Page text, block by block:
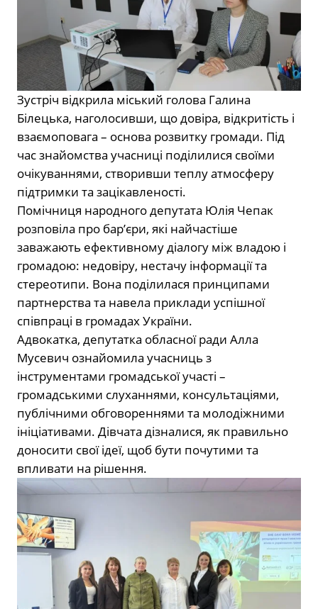
Зустріч відкрила міський голова Галина
Білецька, наголосивши, що довіра, відкритість і
взаємоповага – основа розвитку громади. Під
час знайомства учасниці поділилися своїми
очікуваннями, створивши теплу атмосферу
підтримки та зацікавленості.
Помічниця народного депутата Юлія Чепак
розповіла про бар’єри, які найчастіше
заважають ефективному діалогу між владою і
громадою: недовіру, нестачу інформації та
стереотипи. Вона поділилася принципами
партнерства та навела приклади успішної
співпраці в громадах України.
Адвокатка, депутатка обласної ради Алла
Мусевич ознайомила учасниць з
інструментами громадської участі –
громадськими слуханнями, консультаціями,
публічними обговореннями та молодіжними
ініціативами. Дівчата дізналися, як правильно
доносити свої ідеї, щоб бути почутими та
впливати на рішення.